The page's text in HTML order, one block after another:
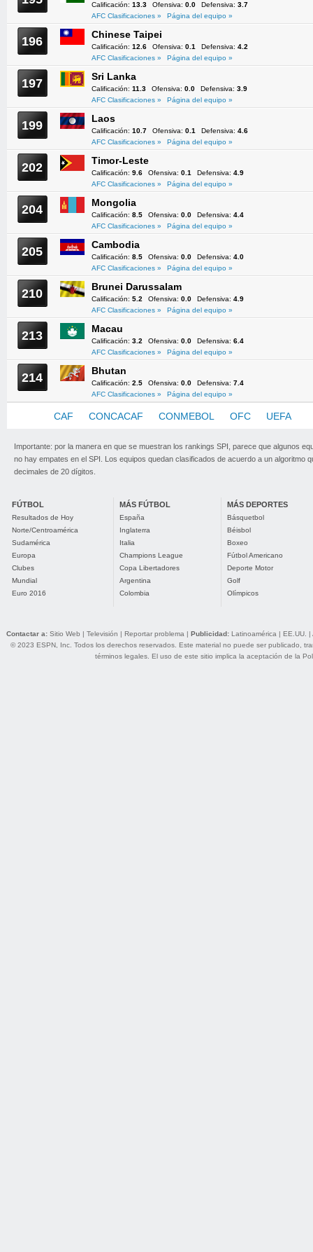
Calificación: 13.3 Ofensiva: 0.0 Defensiva: 3.7
AFC Clasificaciones »
Página del equipo »
196 Chinese Taipei
Calificación: 12.6 Ofensiva: 0.1 Defensiva: 4.2
AFC Clasificaciones »
Página del equipo »
197 Sri Lanka
Calificación: 11.3 Ofensiva: 0.0 Defensiva: 3.9
AFC Clasificaciones »
Página del equipo »
199 Laos
Calificación: 10.7 Ofensiva: 0.1 Defensiva: 4.6
AFC Clasificaciones »
Página del equipo »
202 Timor-Leste
Calificación: 9.6 Ofensiva: 0.1 Defensiva: 4.9
AFC Clasificaciones »
Página del equipo »
204 Mongolia
Calificación: 8.5 Ofensiva: 0.0 Defensiva: 4.4
AFC Clasificaciones »
Página del equipo »
205 Cambodia
Calificación: 8.5 Ofensiva: 0.0 Defensiva: 4.0
AFC Clasificaciones »
Página del equipo »
210 Brunei Darussalam
Calificación: 5.2 Ofensiva: 0.0 Defensiva: 4.9
AFC Clasificaciones »
Página del equipo »
213 Macau
Calificación: 3.2 Ofensiva: 0.0 Defensiva: 6.4
AFC Clasificaciones »
Página del equipo »
214 Bhutan
Calificación: 2.5 Ofensiva: 0.0 Defensiva: 7.4
AFC Clasificaciones »
Página del equipo »
CAF CONCACAF CONMEBOL OFC UEFA
Importante: por la manera en que se muestran los rankings SPI, parece que algunos
no hay empates en el SPI. Los equipos quedan clasificados de acuerdo a un algoritmo
decimales de 20 dígitos.
FÚTBOL
Resultados de Hoy
Norte/Centroamérica
Sudamérica
Europa
Clubes
Mundial
Euro 2016
MÁS FÚTBOL
España
Inglaterra
Italia
Champions League
Copa Libertadores
Argentina
Colombia
MÁS DEPORTES
Básquetbol
Béisbol
Boxeo
Fútbol Americano
Deporte Motor
Golf
Olímpicos
Contactar a: Sitio Web | Televisión | Reportar problema | Publicidad: Latinoamérica | EE.UU. |
© 2023 ESPN, Inc. Todos los derechos reservados. Este material no puede ser publicado,
términos legales. El uso de este sitio implica la aceptación de la